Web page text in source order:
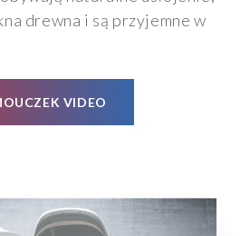
drewna i są przyjemne w
VIDEO